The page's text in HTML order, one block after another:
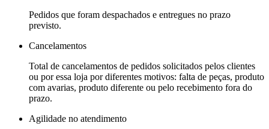
Pedidos que foram despachados e entregues no prazo
previsto.
Cancelamentos
Total de cancelamentos de pedidos solicitados pelos clientes
ou por essa loja por diferentes motivos: falta de peças, produto
com avarias, produto diferente ou pelo recebimento fora do
prazo.
Agilidade no atendimento